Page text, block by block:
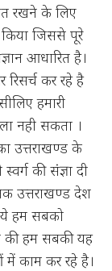
रखने के लिए
जिससे पूरे
आधारित है।
कर रहे है
हमारी
नही सकता ।
का उत्तराखण्ड के
की संज्ञा दी
उत्तराखण्ड देश
हम सबको
की हम सबकी यह
में काम कर रहे है।